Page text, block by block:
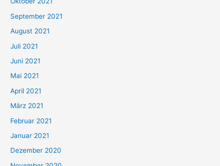
n
n
a
c
h
:
September 2021
August 2021
Juli 2021
Juni 2021
Mai 2021
April 2021
März 2021
Februar 2021
Januar 2021
Dezember 2020